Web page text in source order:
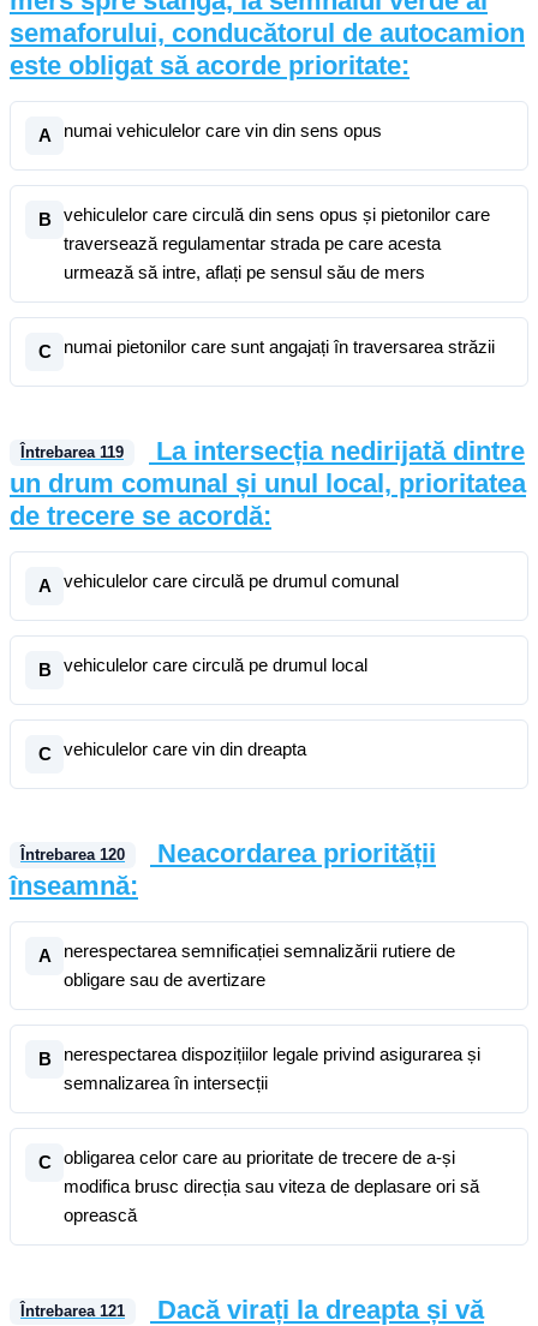
semaforului, conducătorul de autocamion
este obligat să acorde prioritate:
A numai vehiculelor care vin din sens opus
B
vehiculelor care circulă din sens opus și pietonilor care
traversează regulamentar strada pe care acesta
urmează să intre, aflați pe sensul său de mers
C numai pietonilor care sunt angajați în traversarea străzii
Întrebarea 119
La intersecția nedirijată dintre
un drum comunal și unul local, prioritatea
de trecere se acordă:
A vehiculelor care circulă pe drumul comunal
B vehiculelor care circulă pe drumul local
C vehiculelor care vin din dreapta
Întrebarea 120
Neacordarea priorității
înseamnă:
A
nerespectarea semnificației semnalizării rutiere de
obligare sau de avertizare
B
nerespectarea dispozițiilor legale privind asigurarea și
semnalizarea în intersecții
C
obligarea celor care au prioritate de trecere de a-și
modifica brusc direcția sau viteza de deplasare ori să
oprească
Întrebarea 121
Dacă virați la dreapta și vă